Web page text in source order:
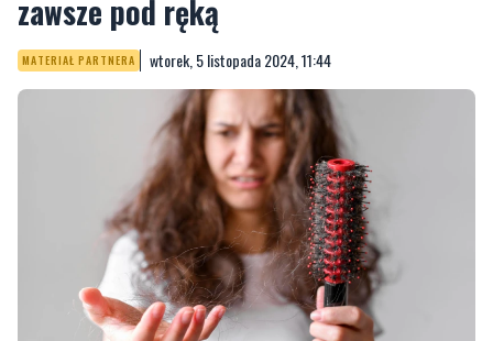
zawsze pod ręką
MATERIAŁ PARTNERA wtorek, 5 listopada 2024, 11:44